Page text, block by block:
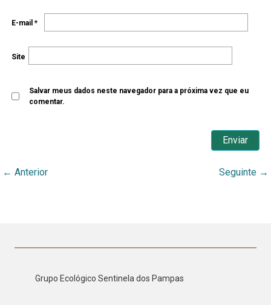
E-mail *
Site
Salvar meus dados neste navegador para a próxima vez que eu
comentar.
← Anterior Seguinte →
Grupo Ecológico Sentinela dos Pampas